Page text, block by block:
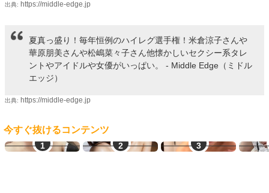
出典: https://middle-edge.jp
夏真っ盛り！毎年恒例のハイレグ選手権！米倉涼子さんや
華原朋美さんや松嶋菜々子さん他懐かしいセクシー系タレ
ントやアイドルや女優がいっぱい。 - Middle Edge（ミドル
エッジ）
出典: https://middle-edge.jp
今すぐ抜けるコンテンツ
素人エロ配信 ママ活中出し 即ヤリ女一覧 エ